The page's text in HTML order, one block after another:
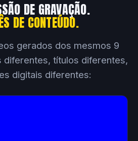
DE GRAVAÇÃO.
DE CONTEÚDO.
gerados dos mesmos 9
títulos diferentes,
digitais diferentes: